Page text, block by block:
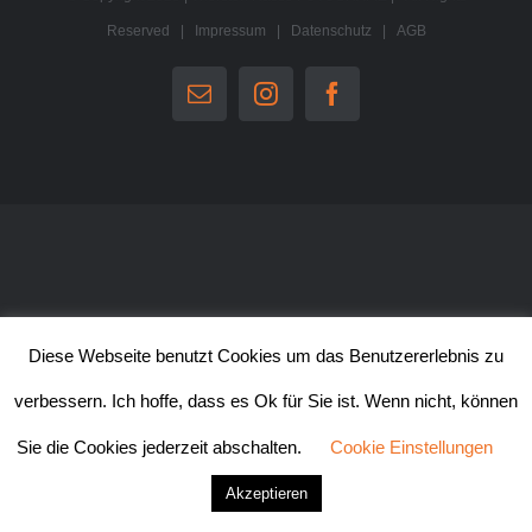
Reserved | Impressum | Datenschutz | AGB
E-
InstagramFacebook
Diese Webseite benutzt Cookies um das Benutzererlebnis zu
verbessern. Ich hoffe, dass es Ok für Sie ist. Wenn nicht, können
Sie die Cookies jederzeit abschalten. Cookie Einstellungen
Akzeptieren